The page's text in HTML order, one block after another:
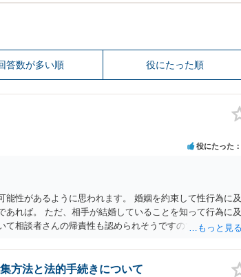
答数が多い順 役にたった順
役にたった
能性があるように思われます。 婚姻を約束して性行為に及
あれば。 ただ、相手が結婚していることを知って行為に及
て相談者さんの帰責性も認められそうですので、あまり慰
方法と法的手続きについて